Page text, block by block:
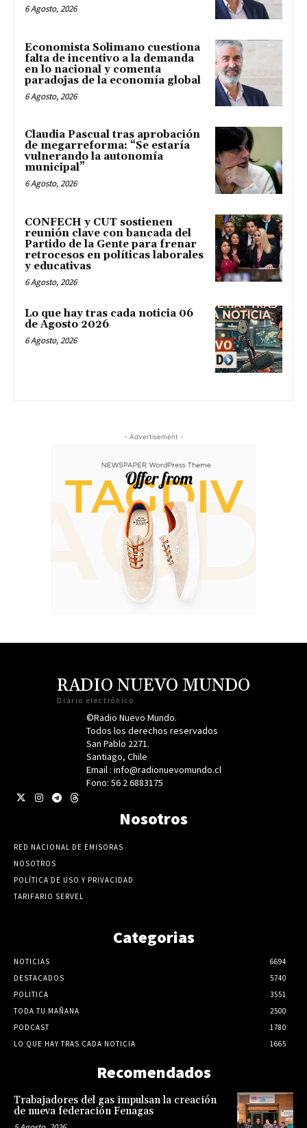
6 Agosto, 2026
Economista Solimano cuestiona
falta de incentivo a la demanda
en lo nacional y comenta
paradojas de la economía global
6 Agosto, 2026
Claudia Pascual tras aprobación
de megarreforma: “Se estaría
vulnerando la autonomía
municipal”
6 Agosto, 2026
CONFECH y CUT sostienen
reunión clave con bancada del
Partido de la Gente para frenar
retrocesos en políticas laborales
y educativas
6 Agosto, 2026
Lo que hay tras cada noticia 06
de Agosto 2026
6 Agosto, 2026
- Advertisement -
RADIO NUEVO MUNDO
Diario electrónico
©Radio Nuevo Mundo.
Todos los derechos reservados
San Pablo 2271.
Santiago, Chile
Email : info@radionuevomundo.cl
Fono: 56 2 6883175
Nosotros
RED NACIONAL DE EMISORAS
NOSOTROS
POLÍTICA DE USO Y PRIVACIDAD
TARIFARIO SERVEL
Categorias
NOTICIAS
6694
DESTACADOS
5740
POLITICA
3551
TODA TU MAÑANA
2500
PODCAST
1780
LO QUE HAY TRAS CADA NOTICIA
1665
Recomendados
Trabajadores del gas impulsan la creación
de nueva federación Fenagas